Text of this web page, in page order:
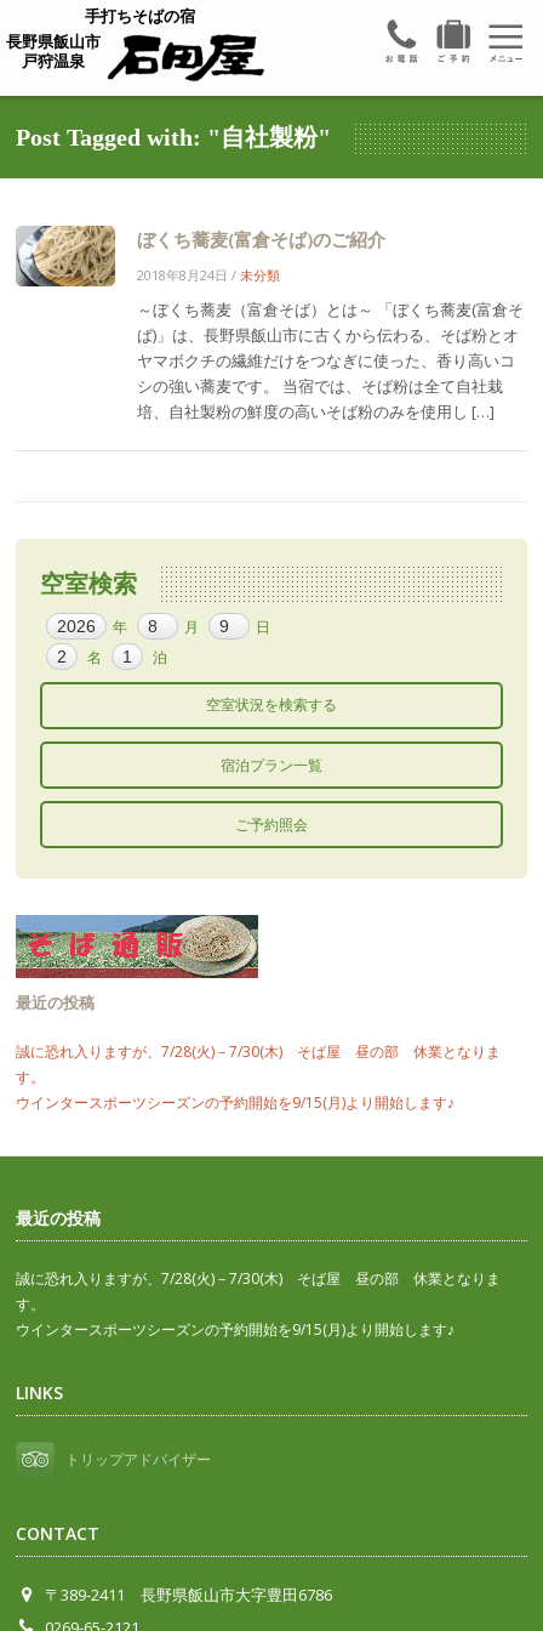
手打ちそばの宿
長野県飯山市
戸狩温泉
Post Tagged with: "自社製粉"
ぼくち蕎麦(富倉そば)のご紹介
2018年8月24日 / 未分類
～ぼくち蕎麦（富倉そば）とは～ 「ぼくち蕎麦(富倉そ
ば)」は、長野県飯山市に古くから伝わる、そば粉とオ
ヤマボクチの繊維だけをつなぎに使った、香り高いコ
シの強い蕎麦です。 当宿では、そば粉は全て自社栽
培、自社製粉の鮮度の高いそば粉のみを使用し […]
空室検索
年 月
日
名
泊
宿泊プラン一覧
ご予約照会
最近の投稿
誠に恐れ入りますが、7/28(火)－7/30(木) そば屋 昼の部 休業となりま
す。
ウインタースポーツシーズンの予約開始を9/15(月)より開始します♪
最近の投稿
誠に恐れ入りますが、7/28(火)－7/30(木) そば屋 昼の部 休業となりま
す。
ウインタースポーツシーズンの予約開始を9/15(月)より開始します♪
LINKS
トリップアドバイザー
CONTACT
〒389-2411 長野県飯山市大字豊田6786